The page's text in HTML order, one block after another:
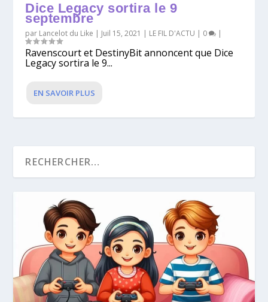
Dice Legacy sortira le 9
septembre
par Lancelot du Like Juil 15, 2021 LE FIL D'ACTU 0
Ravenscourt et DestinyBit annoncent que Dice
Legacy sortira le 9...
EN SAVOIR PLUS